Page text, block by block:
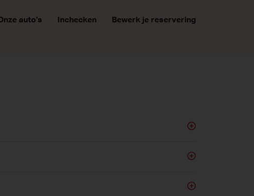
auto’s Inchecken Bewerk je reservering